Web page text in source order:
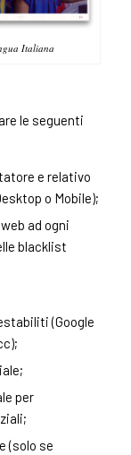
Italiana
le seguenti
e relativo
o Mobile);
ad ogni
blacklist
(Google
per
(solo se